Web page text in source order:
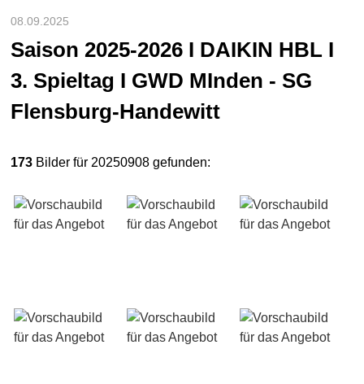
08.09.2025
Saison 2025-2026 I DAIKIN HBL I
3. Spieltag I GWD MInden - SG
Flensburg-Handewitt
173 Bilder für 20250908 gefunden: